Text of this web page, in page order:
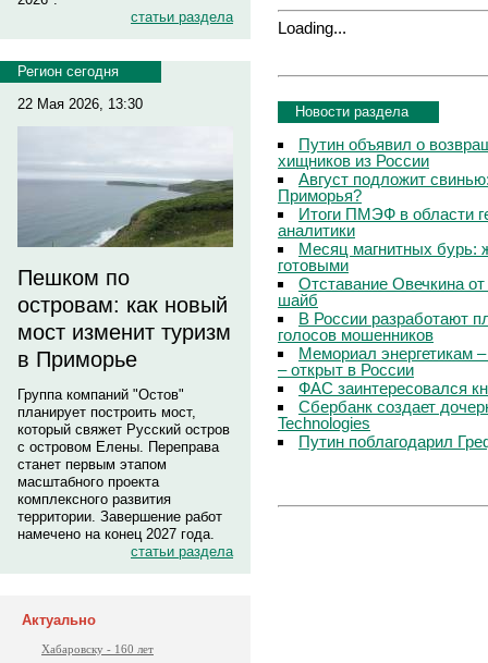
статьи раздела
Регион сегодня
22 Мая 2026, 13:30
Пешком по
островам: как новый
мост изменит туризм
в Приморье
Группа компаний "Остов"
планирует построить мост,
который свяжет Русский остров
с островом Елены. Переправа
станет первым этапом
масштабного проекта
комплексного развития
территории. Завершение работ
намечено на конец 2027 года.
статьи раздела
Актуально
Хабаровску - 160 лет
Loading...
Новости раздела
Путин объявил о
хищников из России
Август подложит
Приморья?
Итоги ПМЭФ в области
аналитики
Месяц магнитных бурь:
готовыми
Отставание Овечкина
шайб
В России разработают
голосов мошенников
Мемориал энергетикам
– открыт в России
ФАС заинтересовался
Сбербанк создает
Technologies
Путин поблагодарил